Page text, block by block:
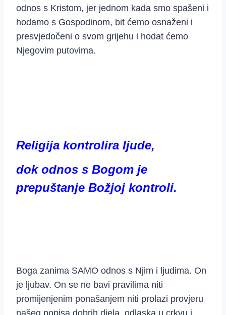
odnos s Kristom, jer jednom kada smo spašeni i
hodamo s Gospodinom, bit ćemo osnaženi i
presvjedočeni o svom grijehu i hodat ćemo
Njegovim putovima.
Religija kontrolira ljude,
dok odnos s Bogom je
prepuštanje Božjoj kontroli.
Boga zanima SAMO odnos s Njim i ljudima. On
je ljubav. On se ne bavi pravilima niti
promijenjenim ponašanjem niti prolazi provjeru